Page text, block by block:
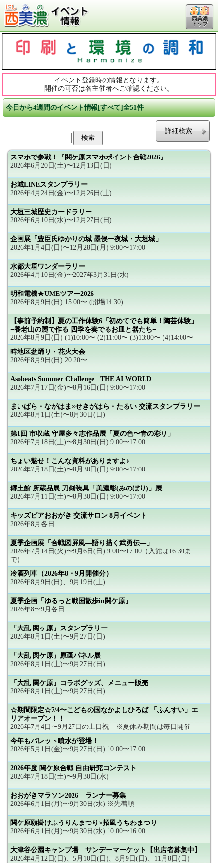
西美濃
トップ
イベント登録時の情報となります。
開催の可否は各主催者へご確認ください。
今日から4週間のイベント情報[すべて]全51件
詳細検索
スマホで参戦！『関ケ原スマホポイント合戦2026』
2026年6月20日(土)〜12月13日(日)
お城LINEスタンプラリー
2026年4月24日(金)〜12月26日(土)
大垣三城歴史カードラリー
2026年6月10日(水)〜12月27日(日)
企画展「豊臣氏ゆかりの城 墨俣一夜城・大垣城」
2026年1月4日(日)〜12月28日(月) 9:00〜17:00
水都大垣ワンダーラリー
2026年4月10日(金)〜2027年3月31日(水)
明和電機★UMEツアー2026
2026年8月9日(日) 15:00〜 (開場14:30)
【事前予約制】夏の工作体験6「初めてでも簡単！陶芸体験」
−養老山の麓で作る 四季を奏でるお皿と器たち−
2026年8月9日(日) (1)10:00〜 (2)11:00〜 (3)13:00〜 (4)14:00〜
時地区盆踊り・花火大会
2026年8月9日(日) 20:20〜
Asobeats Summer Challenge −THE AI WORLD−
2026年7月17日(金)〜8月16日(日) 9:00〜17:00
まいばら・ながはま×せきがはら・たるい 交流スタンプラリー
2026年8月1日(土)〜8月30日(日)
第1回 市収蔵 守屋多々志作品展「夏の色〜青の彩り」
2026年7月18日(土)〜8月30日(日) 9:00〜17:00
ちょい魅せ！こんな資料がありますよ♪
2026年7月18日(土)〜8月30日(日) 9:00〜17:00
郷土館 所蔵品展 刀剣装具「美濃彫(みのぼり)」展
2026年7月11日(土)〜8月30日(日) 9:00〜17:00
キッズピアおおがき 交流サロン 8月イベント
2026年8月各日
夏季企画展「合戦図屏風―語り描く武勇伝―」
2026年7月14日(火)〜9月6日(日) 9:00〜17:00（入館は16:30ま
で）
冷酒列車（2026年8・9月開催分）
2026年8月9日(日)、9月19日(土)
夏季企画「ゆるっと戦国散歩in関ケ原」
2026年8〜9月各日
「大乱 関ヶ原」スタンプラリー
2026年8月1日(土)〜9月27日(日)
「大乱 関ケ原」原画パネル展
2026年8月1日(土)〜9月27日(日)
「大乱 関ケ原」コラボグッズ、メニュー販売
2026年8月1日(土)〜9月27日(日)
☆期間限定☆7/4〜こどもの国なかよしひろば 「ふんすい」エ
リアオープン！！
2026年7月4日〜9月27日の土日祝 ※夏休み期間は毎日開催
今年もパレット噴水が登場！
2026年5月1日(金)〜9月27日(日) 10:00〜17:00
2026年度 関ケ原合戦 自由研究コンテスト
2026年7月18日(土)〜9月30日(水)
おおがきマラソン2026 ランナー募集
2026年6月1日(月)〜9月30日(水) ※先着順
関ケ原願掛けふうりんまつり×招風うちわまつり
2026年6月1日(月)〜9月30日(水) 10:00〜16:00
大津谷公園キャンプ場 サンデーマーケット【出店者募集中】
2026年4月12日(日)、5月10日(日)、8月9日(日)、11月8日(日)